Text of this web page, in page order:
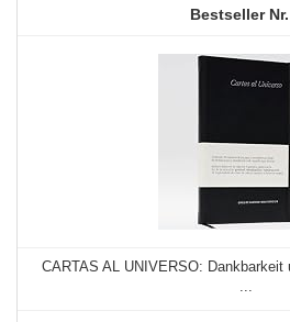
CARTAS AL UNIVERSO: Dankbarkeit
...